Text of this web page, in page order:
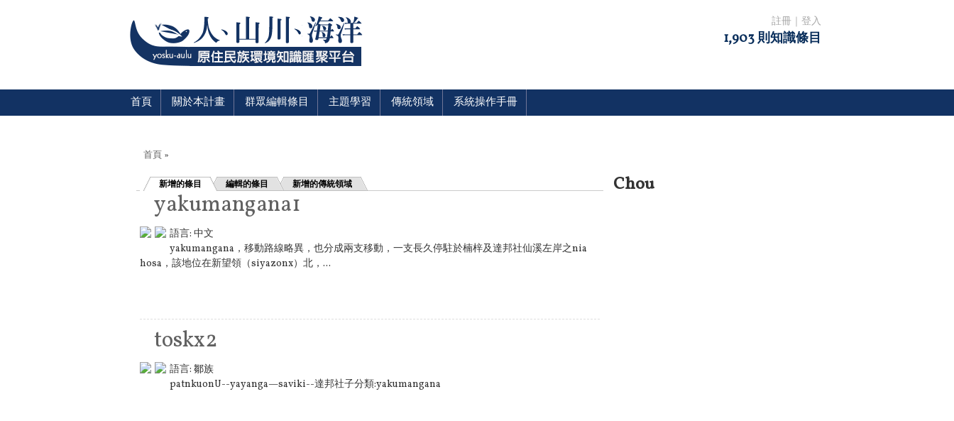
註冊 登入
1,903 則知識條目
首頁 關於本計畫 群眾編輯條目 主題學習 傳統領域 系統操作手冊
您在這裡
首頁 »
新增的條目 編輯的條目 新增的傳統領域
yakumangana1
語言: 中文
yakumangana，移動路線略異，也分成兩支移動，一支長久停駐於楠梓及達邦社仙溪左岸之nia
hosa，該地位在新望領（siyazonx）北，...
toskx2
語言: 鄒族
patnkuonU--yayanga—saviki--達邦社子分類:yakumangana
Chou